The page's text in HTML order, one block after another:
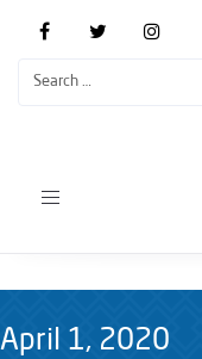
Toggle
April 1, 2020